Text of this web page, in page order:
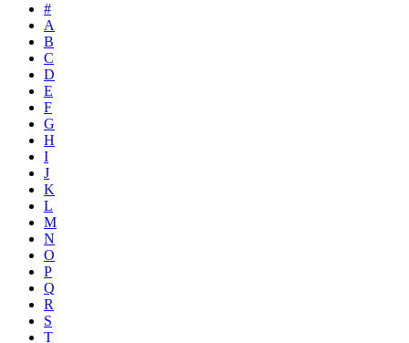
#
A
B
C
D
E
F
G
H
I
J
K
L
M
N
O
P
Q
R
S
T